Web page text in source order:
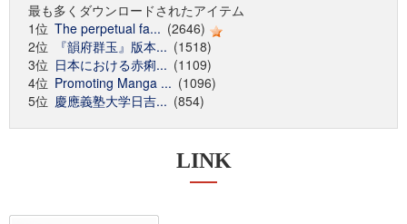
最も多くダウンロードされたアイテム
1位 The perpetual fa... (2646)
2位
『韻府群玉』版本... (1518)
3位 日本における赤痢... (1109)
4位 Promoting Manga ... (1096)
5位 慶應義塾大学日吉... (854)
LINK